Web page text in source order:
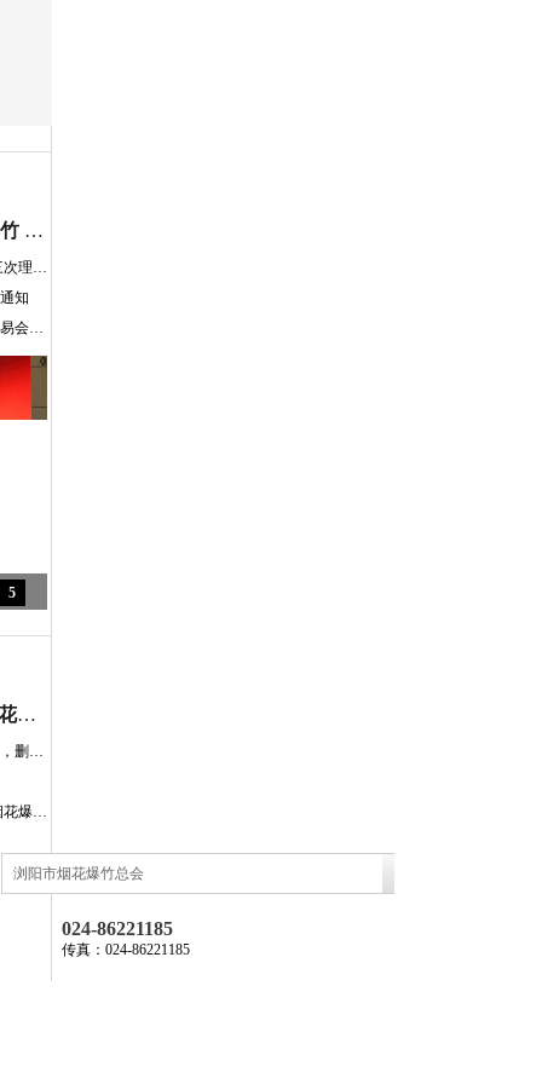
关于召开辽宁省2024年度烟花爆竹 产销交易会的通知
关于召开协会七届三次会员大会 暨七届三次理事会通知
知
关于召开辽宁省2023年度烟花爆竹产销交易会暨协会七届二次会员大会的通知
5
[政府公告] 富平全面废止涉及烟花爆竹销售的规定
新修订的《公民生态环境行为规范十条》，删除“少燃放烟花爆竹”
公开征求意见：浙江省温州市 销售燃放烟花爆竹管理规定（草案征求意见稿）
浏阳市烟花爆竹总会
024-86221185
传真：024-86221185